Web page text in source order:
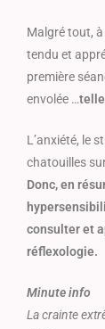
Malgré tout,
tendu et
première
envolée …
L’anxiété, le
chatouilles
Donc, en
consulter et
réflexologie.
Minute info
La crainte